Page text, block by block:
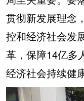
贯彻新发展理念
控和经济社会发
革，保障14亿多
经济社会持续健